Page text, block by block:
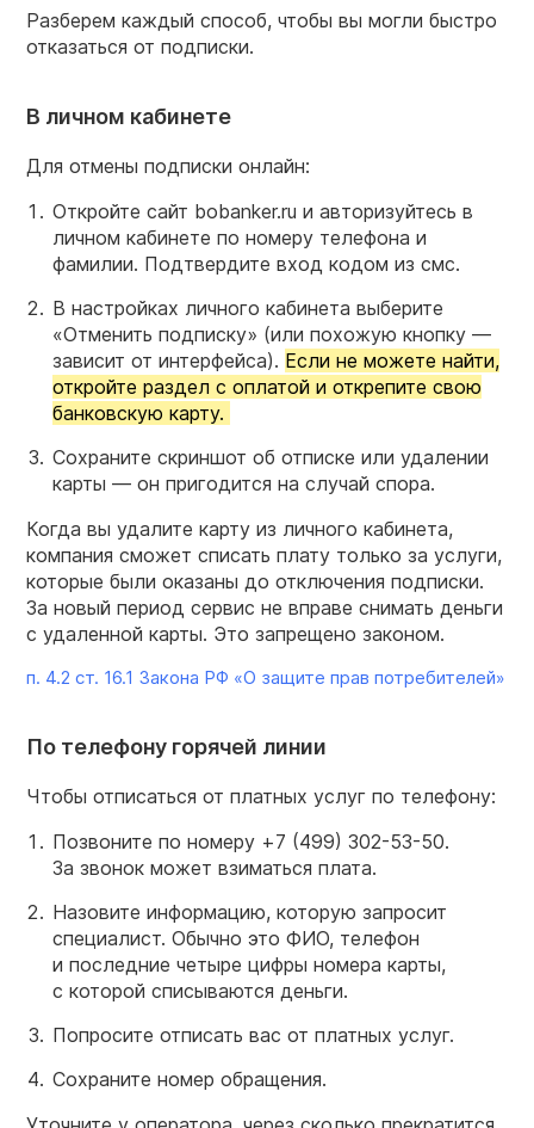
Разберем каждый способ, чтобы вы могли быстро
отказаться от подписки.
В личном кабинете
Для отмены подписки онлайн:
Откройте сайт bobanker.ru и авторизуйтесь в
личном кабинете по номеру телефона и
фамилии. Подтвердите вход кодом из смс.
В настройках личного кабинета выберите
«Отменить подписку» (или похожую кнопку —
зависит от интерфейса). Если не можете найти,
откройте раздел с оплатой и открепите свою
банковскую карту.
Сохраните скриншот об отписке или удалении
карты — он пригодится на случай спора.
Когда вы удалите карту из личного кабинета,
компания сможет списать плату только за услуги,
которые были оказаны до отключения подписки.
За новый период сервис не вправе снимать деньги
с удаленной карты. Это запрещено законом.
п. 4.2 ст. 16.1 Закона РФ «О защите прав потребителей»
По телефону горячей линии
Чтобы отписаться от платных услуг по телефону:
Позвоните по номеру +7 (499) 302-53-50.
За звонок может взиматься плата.
Назовите информацию, которую запросит
специалист. Обычно это ФИО, телефон
и последние четыре цифры номера карты,
с которой списываются деньги.
Попросите отписать вас от платных услуг.
Сохраните номер обращения.